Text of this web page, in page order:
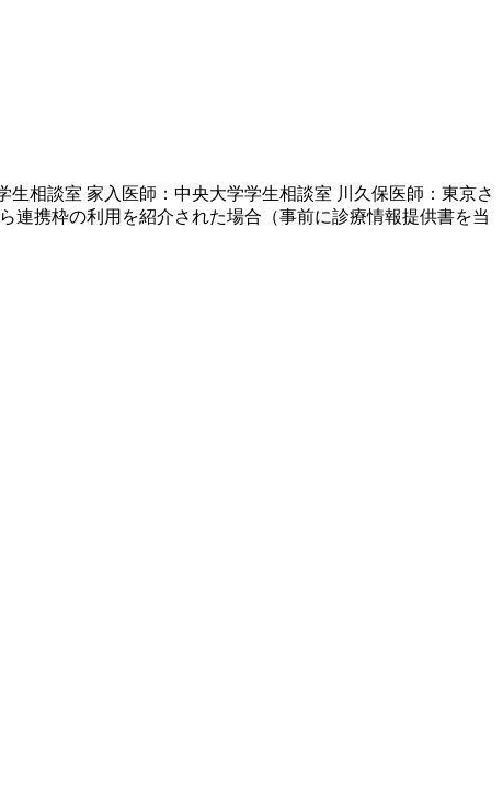
相談室 家入医師：中央大学学生相談室 川久保医師：東京さ
携枠の利用を紹介された場合（事前に診療情報提供書を当